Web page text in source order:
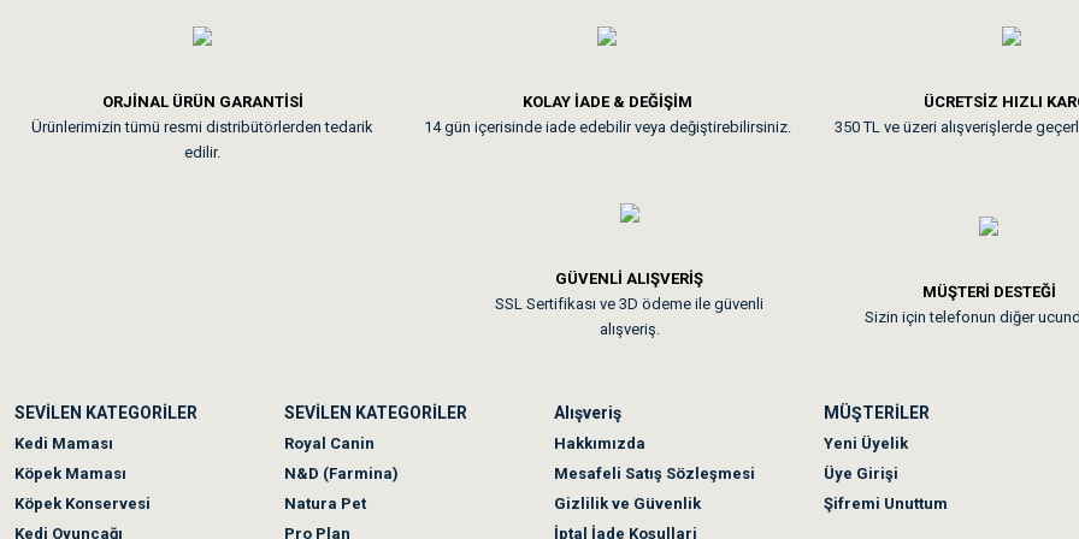
Kedilerim beğeniyorlar. Memnunuz. Uygun fiyatta olması iyi.
Akşam verdiğim sipariş bir sonraki gün elime ulaştı. Jack russell köpeğim severek yedi. Tüy
ORJİNAL ÜRÜN GARANTİSİ
Ürünlerimizin tümü resmi distribütörlerden tedarik
edilir.
KOLAY İADE & DEĞİŞİM
14 gün içerisinde iade edebilir veya değiştirebilirsiniz.
ÜCRETSİZ HIZLI
350 TL ve üzeri alışverişlerde
GÜVENLİ ALIŞVERİŞ
SSL Sertifikası ve 3D ödeme ile güvenli
alışveriş.
MÜŞTERİ DESTEĞİ
Sizin için telefonun diğer
SEVİLEN KATEGORİLER
Kedi Maması
Köpek Maması
Köpek Konservesi
Kedi Oyuncağı
SEVİLEN KATEGORİLER
Royal Canin
N&D (Farmina)
Natura Pet
Pro Plan
Alışveriş
Hakkımızda
Mesafeli Satış Sözleşmesi
Gizlilik ve Güvenlik
İptal İade Koşullari
MÜŞTERİLER
Yeni Üyelik
Üye Girişi
Şifremi Unuttum